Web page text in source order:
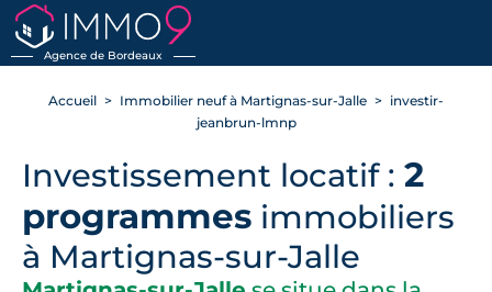
Agence de Bordeaux
RETOUR
Accueil Immobilier neuf à Martignas-sur-Jalle
investir-
jeanbrun-lmnp
Investissement locatif : 2
programmes immobiliers
à Martignas-sur-Jalle